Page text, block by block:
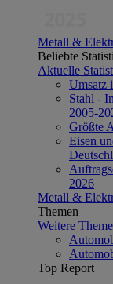
Metall &
Beliebte
Aktuelle
Umsatz
Stahl -
2005-
Größte
Eisen
2026
Metall &
Themen
Weitere
Top Report